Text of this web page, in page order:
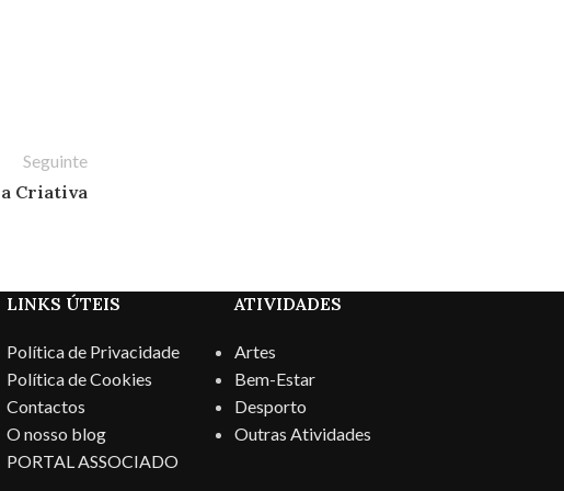
Seguinte
Criativa
LINKS ÚTEIS
Política de Privacidade
Política de Cookies
Contactos
O nosso blog
PORTAL ASSOCIADO
ATIVIDADES
Artes
Bem-Estar
Desporto
Outras Atividades